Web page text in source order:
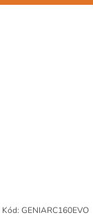
Kód: GENIARC160EVO